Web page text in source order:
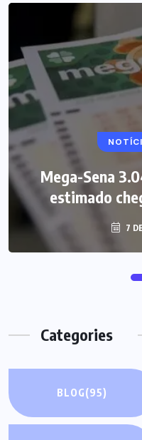
Mega-Sena
estimado
7
Categories
BLOG(95)